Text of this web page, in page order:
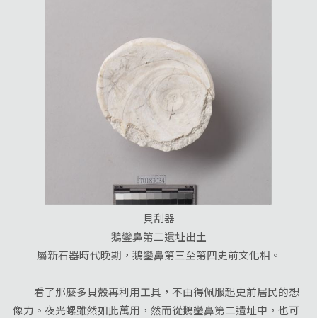
貝刮器
鵝鑾鼻第二遺址出土
屬新石器時代晚期，鵝鑾鼻第三至第四史前文化相。
看了那麼多貝殼再利用工具，不由得佩服起史前居民的想
像力。夜光螺雖然如此萬用，然而從鵝鑾鼻第二遺址中，也可